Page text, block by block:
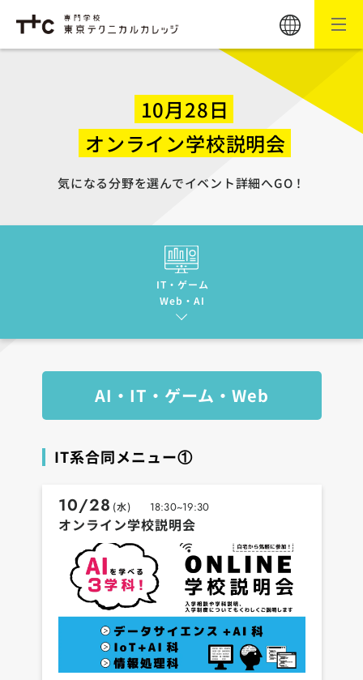
10月28日
オンライン学校説明会
気になる分野を選んでイベント詳細へGO！
IT・ゲーム
Web・AI
AI・IT・ゲーム・Web
IT系合同メニュー①
10/28 (水) 18:30~19:30
オンライン学校説明会